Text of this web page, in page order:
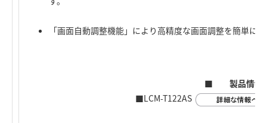
「画面自動調整機能」により高精度な画面調整を簡単に
■ 製品情
■LCM-T122AS